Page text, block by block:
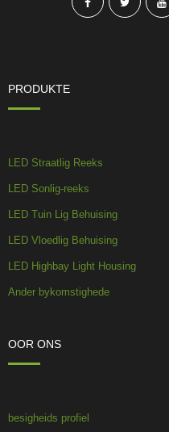
PRODUKTE
LED Straatlig Reeks
LED Sonlig-reeks
LED Tuin Lig Behuising
LED Vloedlig Behuising
LED Highbay Light Housing
Ander bykomstighede
OOR ONS
besigheids profiel